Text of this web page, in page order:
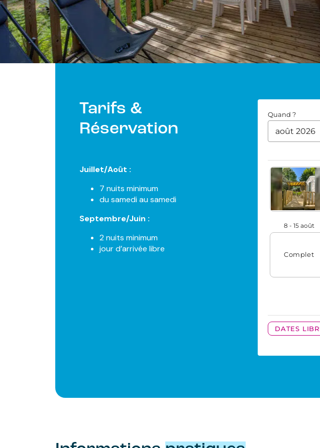
Tarifs &
Réservation
Juillet/Août :
7 nuits minimum
du samedi au samedi
Septembre/Juin :
2 nuits minimum
jour d’arrivée libre